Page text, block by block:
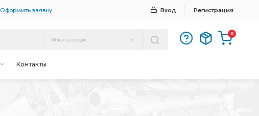
Оформить заявку Вход Регистрация
Искать везде
0
Контакты